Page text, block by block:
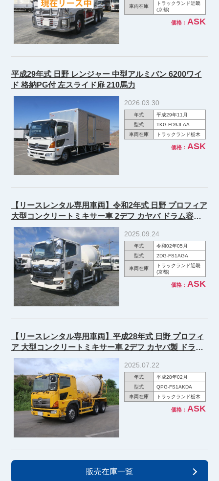
車両在庫
トラックランド近畿
(京都)
価格： ASK
平成29年式 日野 レンジャー 中型アルミバン 6200ワイ
ド 格納PG付 左スライド扉 210馬力
2026.03.30
年式
平成29年11月
型式
TKG-FD9JLAA
車両在庫
トラックランド栃木
価格： ASK
【リースレンタル専用車両】令和2年式 日野 プロフィア
大型コンクリートミキサー車 2デフ カヤバ ドラム容量
8.7ｍ3 ★楽のりパック施工済み！★
2025.09.24
年式
令和02年05月
型式
2DG-FS1AGA
車両在庫
トラックランド近畿
(京都)
価格： ASK
【リースレンタル専用車両】平成28年式 日野 プロフィ
ア 大型コンクリートミキサー車 2デフ カヤバ製 ドラム
容量8.7ｍ3 電動ホッパーカバー アルミホイール
2025.07.22
年式
平成28年02月
型式
QPG-FS1AKDA
車両在庫
トラックランド栃木
価格： ASK
販売在庫一覧